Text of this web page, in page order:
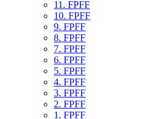
11. FPFF
10. FPFF
9. FPFF
8. FPFF
7. FPFF
6. FPFF
5. FPFF
4. FPFF
3. FPFF
2. FPFF
1. FPFF